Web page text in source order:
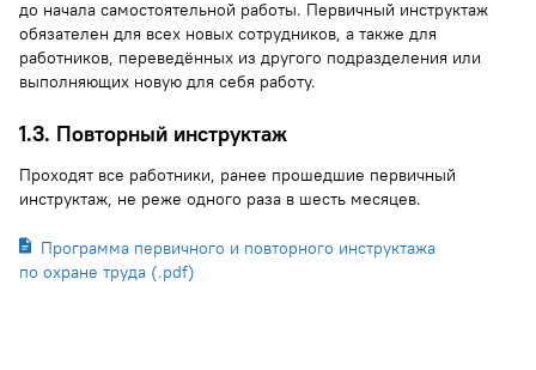
до начала самостоятельной работы. Первичный инструктаж
обязателен для всех новых сотрудников, а также для
работников, переведённых из другого подразделения или
выполняющих новую для себя работу.
1.3. Повторный инструктаж
Проходят все работники, ранее прошедшие первичный
инструктаж, не реже одного раза в шесть месяцев.
Программа первичного и повторного инструктажа
по охране труда (.pdf)